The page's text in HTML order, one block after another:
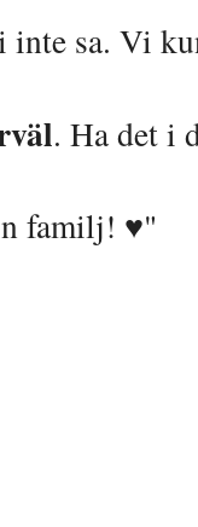
inte sa. Vi
. Ha det i
familj! ♥"